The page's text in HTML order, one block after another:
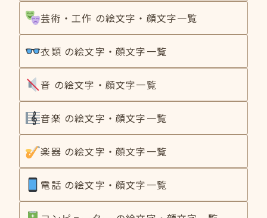
芸術・工作 の絵文字・顔文字一覧
衣類 の絵文字・顔文字一覧
音 の絵文字・顔文字一覧
音楽 の絵文字・顔文字一覧
楽器 の絵文字・顔文字一覧
電話 の絵文字・顔文字一覧